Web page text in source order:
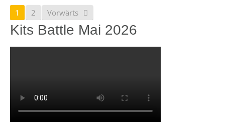
1 2 Vorwärts
Kits Battle Mai 2026